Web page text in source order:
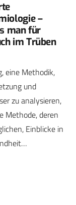
–
man für
im Trüben
eine Methodik,
und
zu analysieren,
Methode, deren
Einblicke in